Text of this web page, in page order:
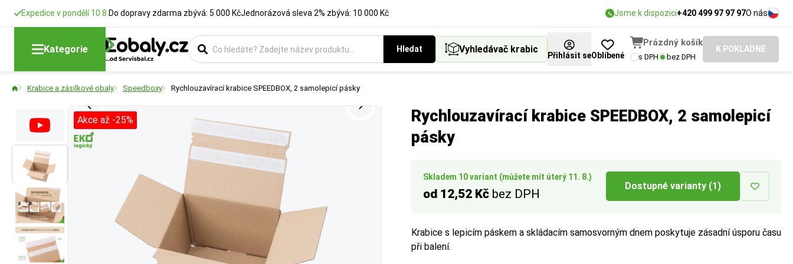
Expedice v pondělí 10.8. Do dopravy zdarma zbývá: 5 000 KčJednorázová sleva 2% zbývá: 10 000 Kč Jsme k dispozici+420 499 97 97 97O nás
Kategorie Hledat Vyhledávač krabic
Přihlásit seOblíbené
Prázdný košík
s DPH bez DPH
K POKLADNĚ
Krabice a zásilkové obaly Speedboxy Rychlouzavírací krabice SPEEDBOX, 2 samolepicí pásky
Rychlouzavírací krabice SPEEDBOX, 2 samolepicí
pásky
Skladem 10 variant (můžete mít úterý 11. 8.)
od 12,52 Kč bez DPH
Dostupné varianty (1)
Krabice s lepicím páskem a skládacím samosvorným dnem poskytuje zásadní úsporu času
při balení.
Akce až -25%
Délka
Rozměry krabic
Šířka
Rozměry krabic
Výška
Rozměry krabic
Typ krabice
Vyberte si konstrukci krabice, která nejlépe vyhovuje vašemu způsobu balení a expedice.